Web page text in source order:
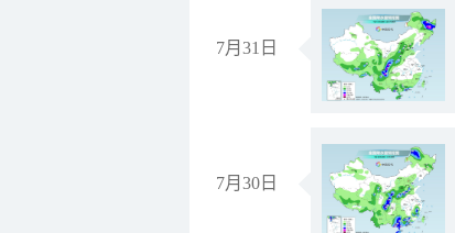
7月31日
7月30日